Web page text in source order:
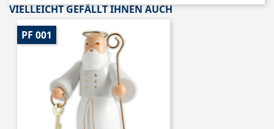
VIELLEICHT GEFÄLLT IHNEN AUCH
PF 001